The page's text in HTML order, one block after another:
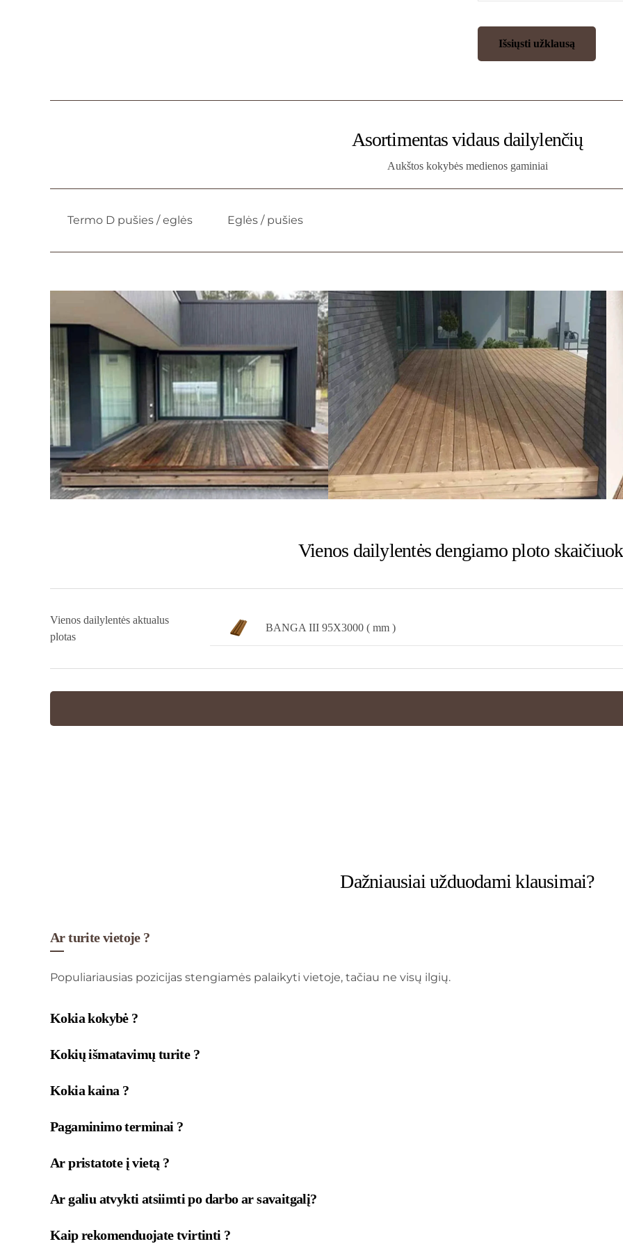
Asortimentas vidaus dailylenčių
Aukštos kokybės medienos gaminiai
Termo D pušies / eglės Eglės / pušies
Vienos dailylentės dengiamo ploto
Vienos dailylentės aktualus
plotas
BANGA III 95X3000 ( mm )
Dažniausiai užduodami klausimai?
Ar turite vietoje ?
Populiariausias pozicijas stengiamės palaikyti vietoje, tačiau ne visų ilgių.
Kokia kokybė ?
Kokių išmatavimų turite ?
Kokia kaina ?
Pagaminimo terminai ?
Ar pristatote į vietą ?
Ar galiu atvykti atsiimti po darbo ar savaitgalį?
Kaip rekomenduojate tvirtinti ?